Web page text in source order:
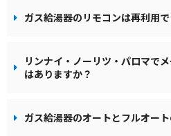
ガス給湯器のリモコンは再利用
リンナイ・ノーリツ・パロマで
はありますか？
ガス給湯器のオートとフルオー